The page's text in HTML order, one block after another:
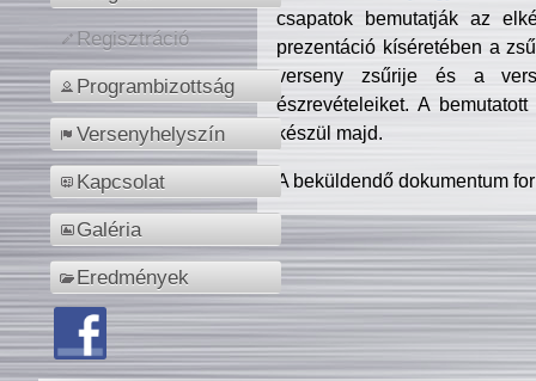
Regisztráció
Programbizottság
Versenyhelyszín
Kapcsolat
Galéria
Eredmények
csapatok bemutatják az
prezentáció kíséretében a
verseny zsűrije és a
észrevételeiket. A
készül majd.
A beküldendő dokumentum